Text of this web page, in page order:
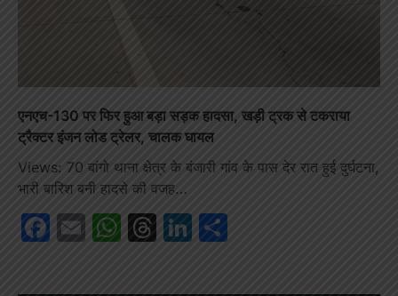
एनएच-130 पर फिर हुआ बड़ा सड़क हादसा, खड़ी ट्रक से टकराया
ट्रैक्टर इंजन लोड ट्रेलर, चालक घायल
Views: 70 बांगो थाना क्षेत्र के बंजारी गांव के पास देर रात हुई दुर्घटना,
भारी बारिश बनी हादसे की वजह…
Facebook
EmailWhatsApp
Threads
LinkedIn